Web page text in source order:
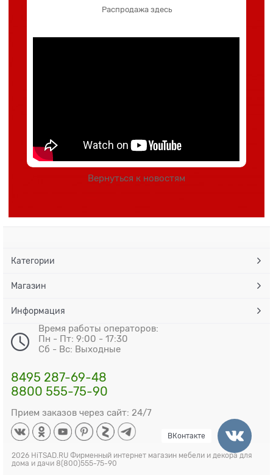
Распродажа здесь
Вернуться к новостям
Категории
Магазин
Информация
Время работы операторов:
Пн - Пт: 9:00 - 17:30
Сб - Вс: Выходные
8495 287-69-48
8800 555-75-90
Прием заказов через сайт: 24/7
2026 HiTSAD.RU Фирменный интернет магазин мебели и декора для
дома и дачи 8(800)555-75-90
ВКонтакте